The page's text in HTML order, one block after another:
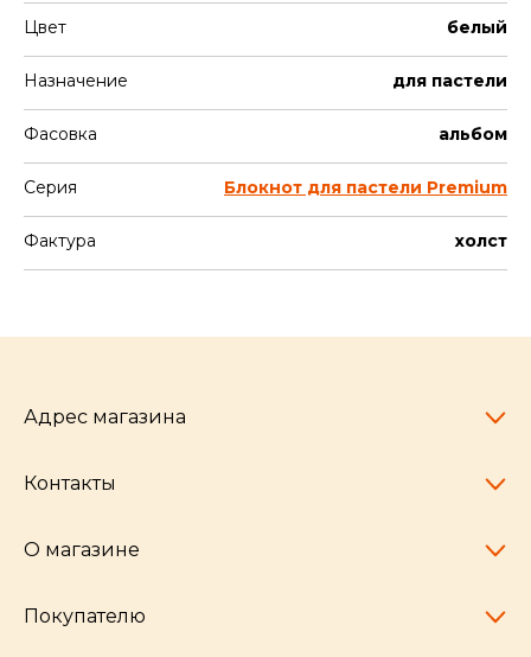
Цвет белый
Назначение для пастели
Фасовка альбом
Серия Блокнот для пастели Premium
Фактура холст
Адрес магазина
Челябинск,
Контакты
pocherkartshop@mail.ru
hello@pocherkartshop.ru
О магазине
Наши истории
Покупателю